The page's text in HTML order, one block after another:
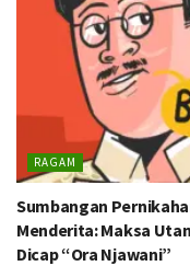
RAGAM
Sumbangan
Menderita: Maksa
Dicap “Ora Njawani”